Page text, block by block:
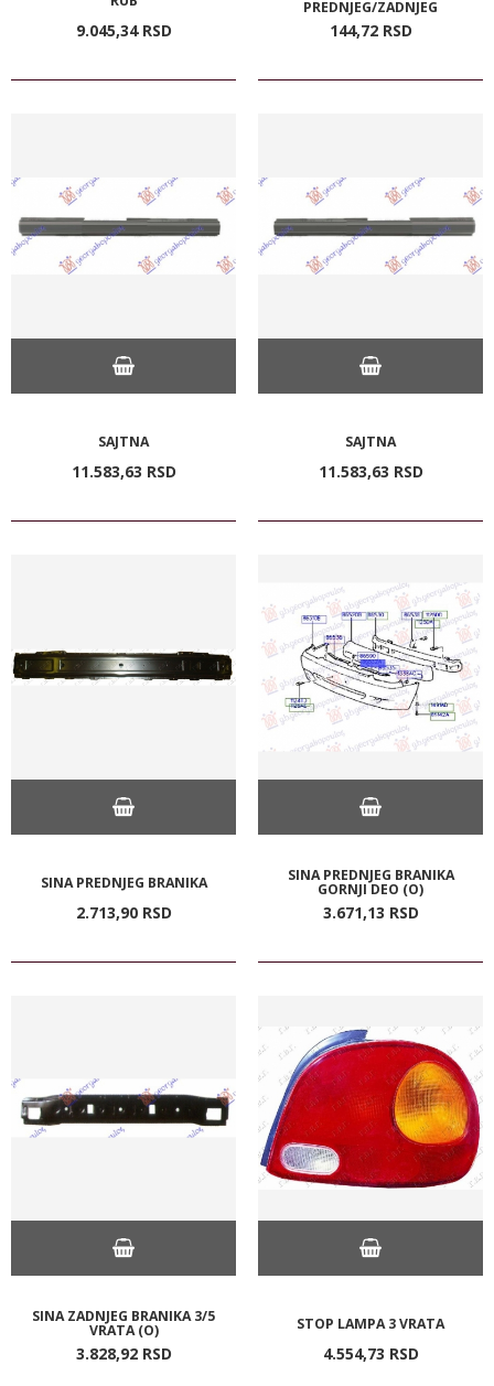
9.045,34 RSD
PREDNJEG/ZADNJEG
144,72 RSD
SAJTNA
11.583,63 RSD
SAJTNA
11.583,63 RSD
SINA PREDNJEG BRANIKA
2.713,90 RSD
SINA PREDNJEG BRANIKA
GORNJI DEO (O)
3.671,13 RSD
SINA ZADNJEG BRANIKA 3/5
VRATA (O)
3.828,92 RSD
STOP LAMPA 3 VRATA
4.554,73 RSD